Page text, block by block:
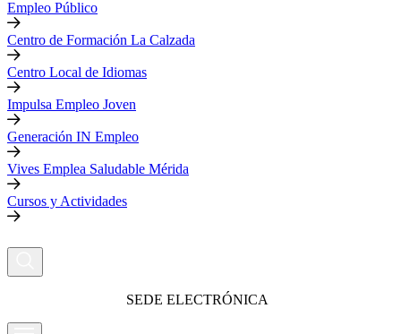
Empleo Público
Centro de Formación La Calzada
Centro Local de Idiomas
Impulsa Empleo Joven
Generación IN Empleo
Vives Emplea Saludable Mérida
Cursos y Actividades
SEDE ELECTRÓNICA